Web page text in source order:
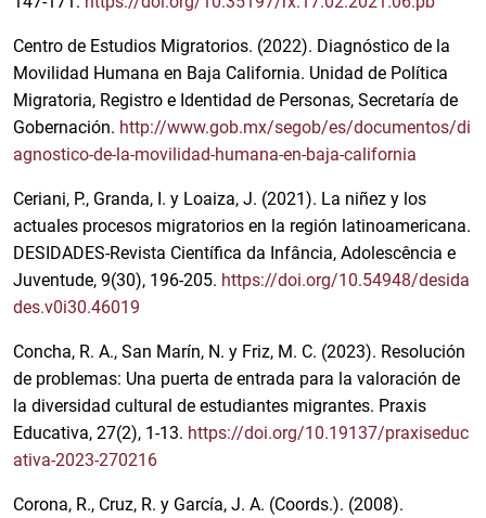
Centro de Estudios Migratorios. (2022). Diagnóstico de la
Movilidad Humana en Baja California. Unidad de Política
Migratoria, Registro e Identidad de Personas, Secretaría de
Gobernación. http://www.gob.mx/segob/es/documentos/di
agnostico-de-la-movilidad-humana-en-baja-california
Ceriani, P., Granda, I. y Loaiza, J. (2021). La niñez y los
actuales procesos migratorios en la región latinoamericana.
DESIDADES-Revista Científica da Infância, Adolescência e
Juventude, 9(30), 196-205. https://doi.org/10.54948/desida
des.v0i30.46019
Concha, R. A., San Marín, N. y Friz, M. C. (2023). Resolución
de problemas: Una puerta de entrada para la valoración de
la diversidad cultural de estudiantes migrantes. Praxis
Educativa, 27(2), 1-13. https://doi.org/10.19137/praxiseduc
ativa-2023-270216
Corona, R., Cruz, R. y García, J. A. (Coords.). (2008).